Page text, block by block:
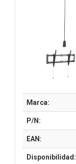
Marca:
P/N:
EAN:
Disponibilidad: